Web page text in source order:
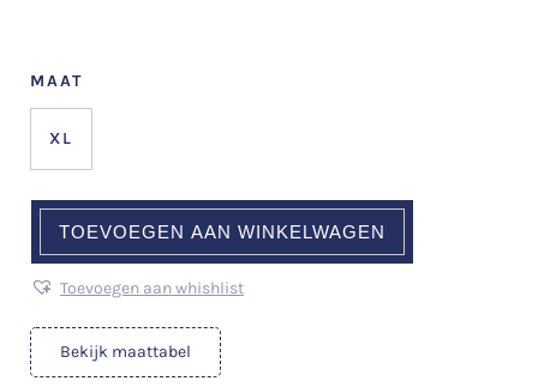
MAAT
XL
TOEVOEGEN AAN WINKELWAGEN
Toevoegen aan whishlist
Bekijk maattabel